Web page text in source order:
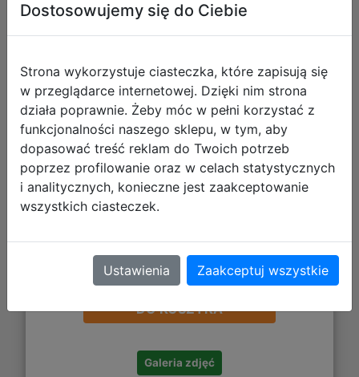
29,50 zł
DO KOSZYKA
Galeria zdjęć
Dostosowujemy się do Ciebie
Strona wykorzystuje ciasteczka, które zapisują się
w przeglądarce internetowej. Dzięki nim strona
działa poprawnie. Żeby móc w pełni korzystać z
funkcjonalności naszego sklepu, w tym, aby
dopasować treść reklam do Twoich potrzeb
poprzez profilowanie oraz w celach statystycznych
i analitycznych, konieczne jest zaakceptowanie
wszystkich ciasteczek.
Ustawienia Zaakceptuj wszystkie